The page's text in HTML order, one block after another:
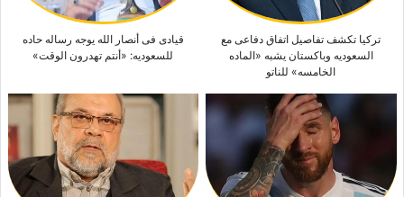
ترکیا تکشف تفاصیل اتفاق دفاعی مع
السعودیه وباکستان یشبه «الماده
الخامسه» للناتو
قیادی فی أنصار الله یوجه رساله حاده
للسعودیه: «أنتم تهدرون الوقت»